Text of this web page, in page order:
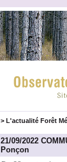
> L'actualité Forêt
21/09/2022
Ponçon